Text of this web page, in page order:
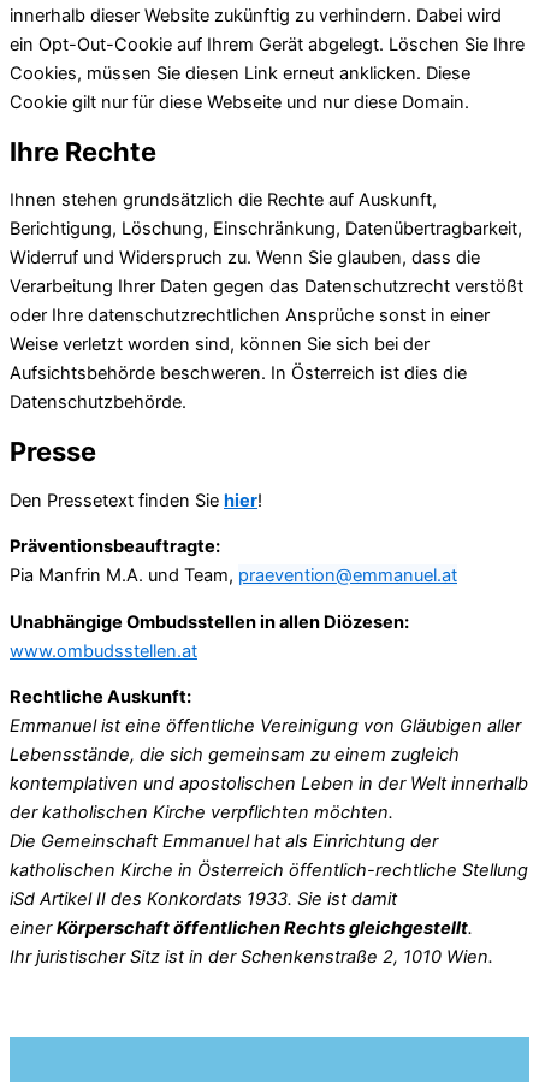
innerhalb dieser Website zukünftig zu verhindern. Dabei wird
ein Opt-Out-Cookie auf Ihrem Gerät abgelegt. Löschen Sie Ihre
Cookies, müssen Sie diesen Link erneut anklicken. Diese
Cookie gilt nur für diese Webseite und nur diese Domain.
Ihre Rechte
Ihnen stehen grundsätzlich die Rechte auf Auskunft,
Berichtigung, Löschung, Einschränkung, Datenübertragbarkeit,
Widerruf und Widerspruch zu. Wenn Sie glauben, dass die
Verarbeitung Ihrer Daten gegen das Datenschutzrecht verstößt
oder Ihre datenschutzrechtlichen Ansprüche sonst in einer
Weise verletzt worden sind, können Sie sich bei der
Aufsichtsbehörde beschweren. In Österreich ist dies die
Datenschutzbehörde.
Presse
Den Pressetext finden Sie hier!
Präventionsbeauftragte:
Pia Manfrin M.A. und Team, praevention@emmanuel.at
Unabhängige Ombudsstellen in allen Diözesen:
www.ombudsstellen.at
Rechtliche Auskunft:
Emmanuel ist eine öffentliche Vereinigung von Gläubigen aller
Lebensstände, die sich gemeinsam zu einem zugleich
kontemplativen und apostolischen Leben in der Welt innerhalb
der katholischen Kirche verpflichten möchten.
Die Gemeinschaft Emmanuel hat als Einrichtung der
katholischen Kirche in Österreich öffentlich-rechtliche Stellung
iSd Artikel II des Konkordats 1933. Sie ist damit
einerKörperschaft öffentlichen Rechts gleichgestellt.
Ihr juristischer Sitz ist in der Schenkenstraße 2, 1010 Wien.